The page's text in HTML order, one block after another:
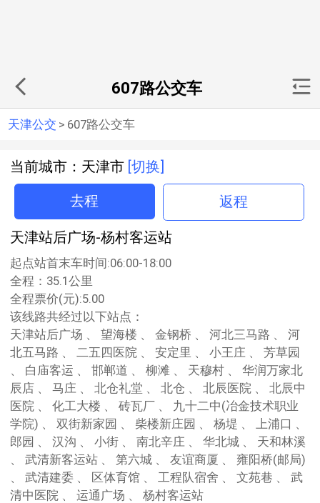
607路公交车
天津公交 > 607路公交车
当前城市：天津市 [切换]
去程 返程
天津站后广场-杨村客运站
起点站首末车时间:06:00-18:00
全程：35.1公里
全程票价(元):5.00
该线路共经过以下站点：
天津站后广场 、 望海楼 、 金钢桥 、 河北三马路 、 河
北五马路 、 二五四医院 、 安定里 、 小王庄 、 芳草园
、 白庙客运 、 邯郸道 、 柳滩 、 天穆村 、 华润万家北
辰店 、 马庄 、 北仓礼堂 、 北仓 、 北辰医院 、 北辰中
医院 、 化工大楼 、 砖瓦厂 、 九十二中(冶金技术职业
学院) 、 双街新家园 、 柴楼新庄园 、 杨堤 、 上浦口 、
郎园 、 汉沟 、 小街 、 南北辛庄 、 华北城 、 天和林溪
、 武清新客运站 、 第六城 、 友谊商厦 、 雍阳桥(邮局)
、 武清建委 、 区体育馆 、 工程队宿舍 、 文苑巷 、 武
清中医院 、 运通广场 、 杨村客运站